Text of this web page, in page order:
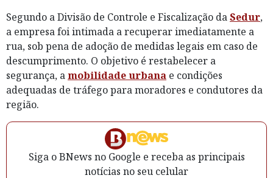
Segundo a Divisão de Controle e Fiscalização daSedur,
a empresa foi intimada a recuperar imediatamente a
rua, sob pena de adoção de medidas legais em caso de
descumprimento. O objetivo é restabelecer a
segurança, amobilidade urbana e condições
adequadas de tráfego para moradores e condutores da
região.
Siga o BNews no Google e receba as principais
notícias no seu celular